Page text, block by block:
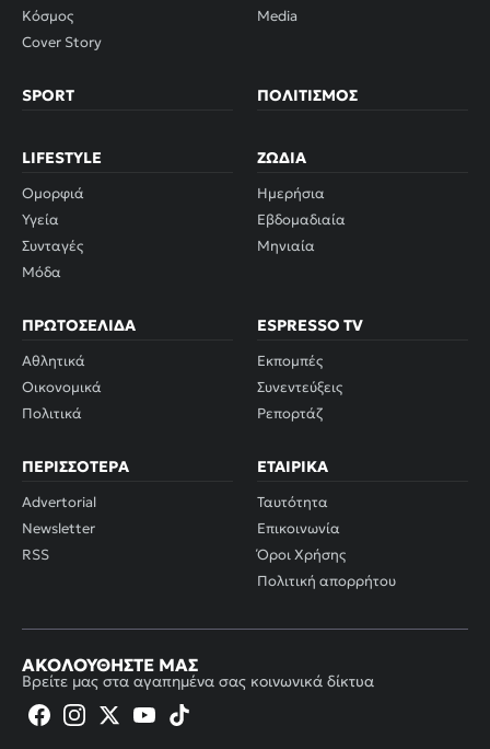
Κόσμος
Cover Story
Media
SPORT ΠΟΛΙΤΙΣΜΌΣ
LIFESTYLE
Ομορφιά
Υγεία
Συνταγές
Μόδα
ΖΏΔΙΑ
Ημερήσια
Εβδομαδιαία
Μηνιαία
ΠΡΩΤΟΣΈΛΙΔΑ
Αθλητικά
Οικονομικά
Πολιτικά
ESPRESSO TV
Εκπομπές
Συνεντεύξεις
Ρεπορτάζ
ΠΕΡΙΣΣΌΤΕΡΑ
Advertorial
Newsletter
RSS
ΕΤΑΙΡΙΚΆ
Ταυτότητα
Επικοινωνία
Όροι Χρήσης
Πολιτική απορρήτου
ΑΚΟΛΟΥΘΉΣΤΕ ΜΑΣ
Βρείτε μας στα αγαπημένα σας κοινωνικά δίκτυα